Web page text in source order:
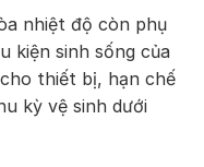
nhiệt độ còn phụ
kiện sinh sống của
thiết bị, hạn chế
kỳ vệ sinh dưới